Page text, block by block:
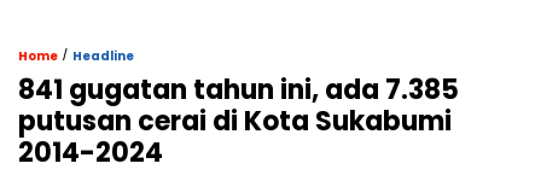
Home / Headline
841 gugatan tahun ini, ada 7.385
putusan cerai di Kota Sukabumi
2014-2024